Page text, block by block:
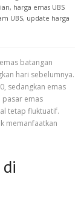
, harga emas UBS
UBS, update harga
batangan
hari sebelumnya.
sedangkan emas
pasar emas
tetap fluktuatif.
memanfaatkan